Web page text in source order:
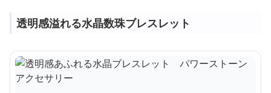
透明感溢れる水晶数珠ブレスレット